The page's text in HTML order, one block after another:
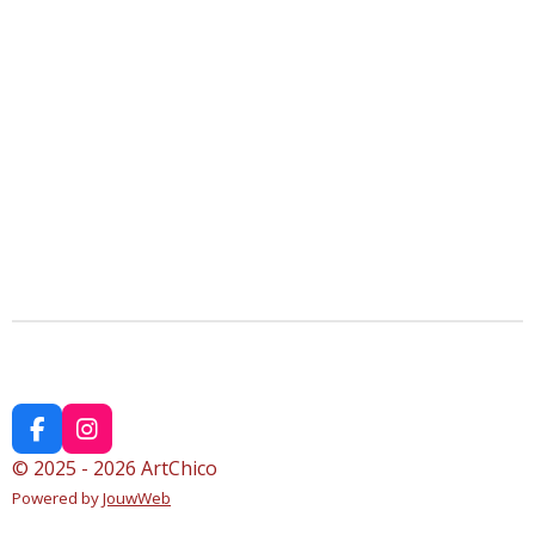
F
a
c
e
I
n
s
t
© 2025 - 2026 ArtChico
Powered byJouwWeb